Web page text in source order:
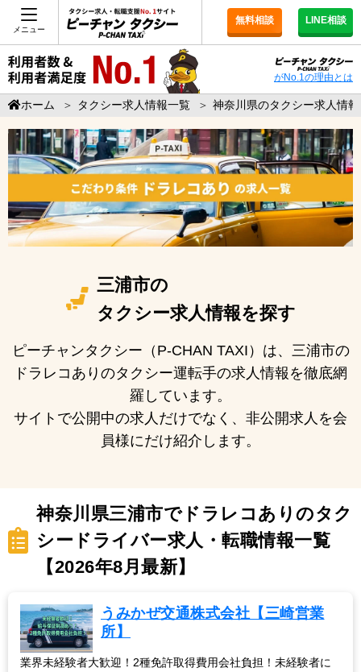
メニュー
無料相談 LINE相談
がNo.1の理由とは
ホーム ＞ タクシー求人情報一覧 ＞ 神奈川県のタクシー求人情報
三浦市の
タクシー求人情報を探す
ピーチャンタクシー（P-CHAN TAXI）は、三浦市の
ドラレコありのタクシー運転手の求人情報を徹底網
羅しています。
サイトで公開中の求人だけでなく、非公開求人を会
員様にだけ紹介します。
神奈川県三浦市でドラレコありのタク
シードライバー求人・転職情報一覧
【2026年8月最新】
うみかぜ交通株式会社【三崎営業
所】
業界未経験者大歓迎！2種免許取得費用会社負担！未経験者に